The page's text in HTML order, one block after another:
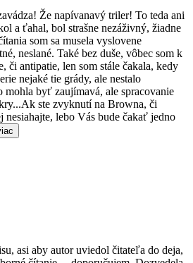
Že napívanavý triler! To teda ani
a ťahal, bol strašne nezáživný, žiadne
som sa musela vyslovene
neslané. Také bez duše, vôbec som k
či antipatie, len som stále čakala, kedy
nejaké tie grády, ale nestalo
mohla byť zaujímavá, ale spracovanie
ste zvyknutí na Browna, či
nesiahajte, lebo Vás bude čakať jedno
asi aby autor uviedol čitateľa do deja,